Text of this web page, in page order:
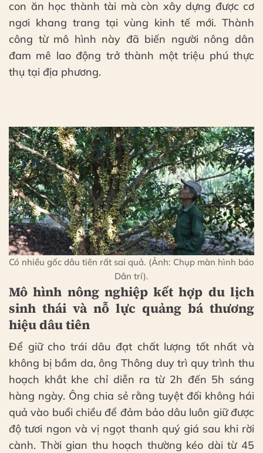
con ăn học thành tài mà còn xây dựng được cơ
ngơi khang trang tại vùng kinh tế mới. Thành
công từ mô hình này đã biến người nông dân
đam mê lao động trở thành một triệu phú thực
thụ tại địa phương.
Có nhiều gốc dâu tiên rất sai quả. (Ảnh: Chụp màn hình báo
Dân trí).
Mô hình nông nghiệp kết hợp du lịch
sinh thái và nỗ lực quảng bá thương
hiệu dâu tiên
Để giữ cho trái dâu đạt chất lượng tốt nhất và
không bị bầm da, ông Thông duy trì quy trình thu
hoạch khắt khe chỉ diễn ra từ 2h đến 5h sáng
hàng ngày. Ông chia sẻ rằng tuyệt đối không hái
quả vào buổi chiều để đảm bảo dâu luôn giữ được
độ tươi ngon và vị ngọt thanh quý giá sau khi rời
cành. Thời gian thu hoạch thường kéo dài từ 45